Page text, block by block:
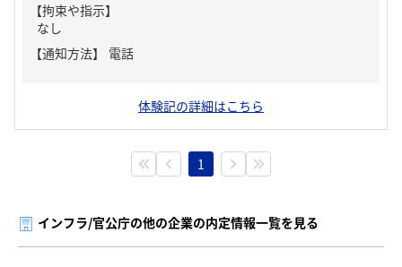
【拘束や指示】
なし
【通知方法】
電話
体験記の詳細はこちら
1
インフラ/官公庁の他の企業の内定情報一覧を見る